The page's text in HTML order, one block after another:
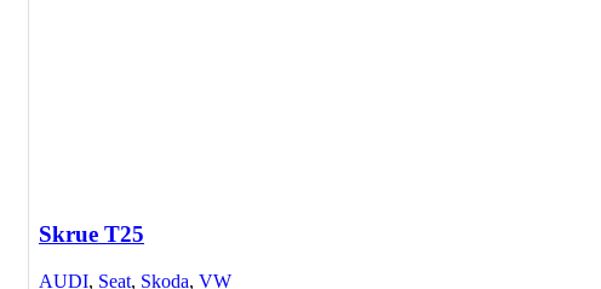
Skrue T25
AUDI, Seat, Skoda, VW